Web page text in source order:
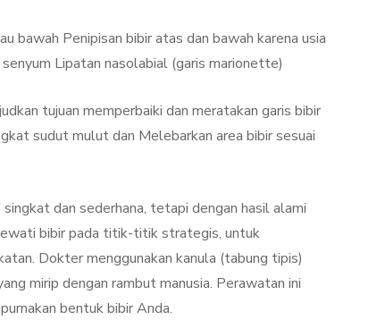
bawah Penipisan bibir atas dan bawah karena usia
Lipatan nasolabial (garis marionette)
tujuan memperbaiki dan meratakan garis bibir
sudut mulut dan Melebarkan area bibir sesuai
dan sederhana, tetapi dengan hasil alami
bibir pada titik-titik strategis, untuk
Dokter menggunakan kanula (tabung tipis)
mirip dengan rambut manusia. Perawatan ini
bentuk bibir Anda.